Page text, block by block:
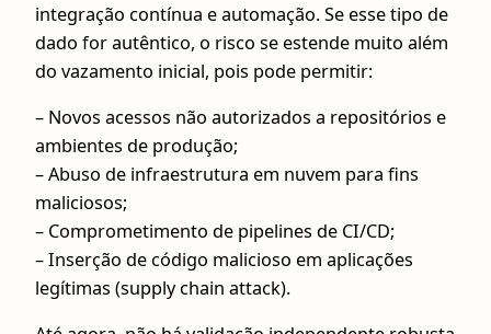
integração contínua e automação. Se esse tipo de
dado for autêntico, o risco se estende muito além
do vazamento inicial, pois pode permitir:
– Novos acessos não autorizados a repositórios e
ambientes de produção;
– Abuso de infraestrutura em nuvem para fins
maliciosos;
– Comprometimento de pipelines de CI/CD;
– Inserção de código malicioso em aplicações
legítimas (supply chain attack).